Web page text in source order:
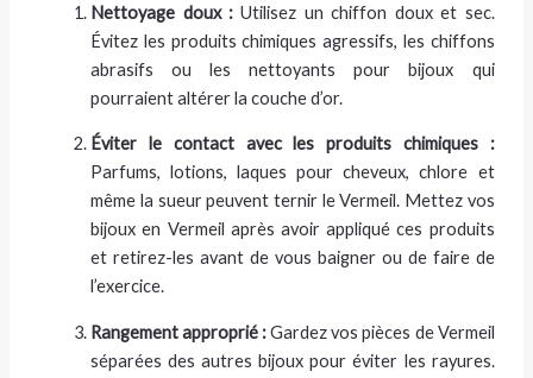
Nettoyage doux : Utilisez un chiffon doux et sec.
Évitez les produits chimiques agressifs, les chiffons
abrasifs ou les nettoyants pour bijoux qui
pourraient altérer la couche d’or.
Éviter le contact avec les produits chimiques :
Parfums, lotions, laques pour cheveux, chlore et
même la sueur peuvent ternir le Vermeil. Mettez vos
bijoux en Vermeil après avoir appliqué ces produits
et retirez-les avant de vous baigner ou de faire de
l’exercice.
Rangement approprié :Gardez vos pièces de Vermeil
séparées des autres bijoux pour éviter les rayures.